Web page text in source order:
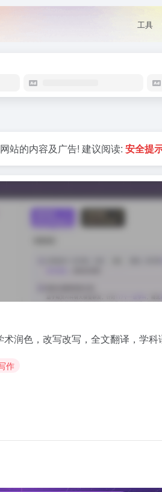
工具
站的内容及广告! 建议阅读: 安全提
润色，改写改写，全文翻译，学
作